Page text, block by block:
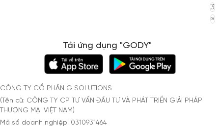
3
»
Tải ứng dụng "GODY"
CÔNG TY CỔ PHẦN G SOLUTIONS
(Tên cũ: CÔNG TY CP TƯ VẤN ĐẦU TƯ VÀ PHÁT TRIỂN GIẢI PHÁP
THƯƠNG MẠI VIỆT NAM)
Mã số doanh nghiệp: 0310931464